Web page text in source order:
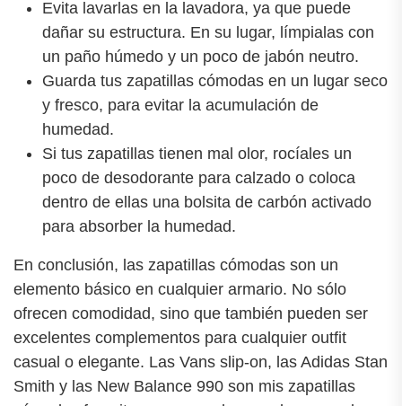
Evita lavarlas en la lavadora, ya que puede
dañar su estructura. En su lugar, límpialas con
un paño húmedo y un poco de jabón neutro.
Guarda tus zapatillas cómodas en un lugar seco
y fresco, para evitar la acumulación de
humedad.
Si tus zapatillas tienen mal olor, rocíales un
poco de desodorante para calzado o coloca
dentro de ellas una bolsita de carbón activado
para absorber la humedad.
En conclusión, las zapatillas cómodas son un
elemento básico en cualquier armario. No sólo
ofrecen comodidad, sino que también pueden ser
excelentes complementos para cualquier outfit
casual o elegante. Las Vans slip-on, las Adidas Stan
Smith y las New Balance 990 son mis zapatillas